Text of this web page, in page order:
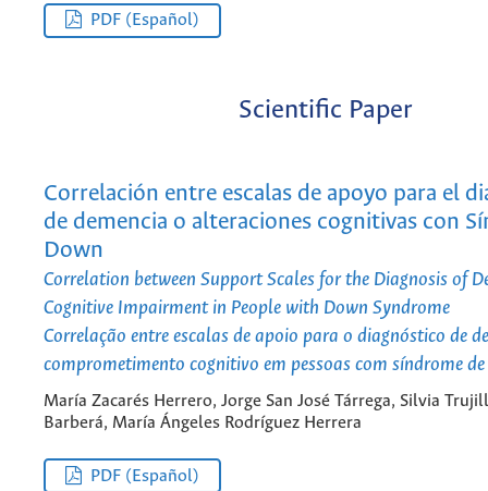
PDF (Español)
Scientific Paper
Correlación entre escalas de apoyo para el
de demencia o alteraciones cognitivas con
Down
Correlation between Support Scales for the Diagnosis of
Cognitive Impairment in People with Down Syndrome
Correlação entre escalas de apoio para o diagnóstico de
comprometimento cognitivo em pessoas com síndrome
María Zacarés Herrero, Jorge San José Tárrega, Silvia
Barberá, María Ángeles Rodríguez Herrera
PDF (Español)